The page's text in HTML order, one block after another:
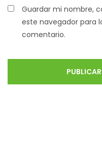
Guardar mi nombre,
este navegador para
comentario.